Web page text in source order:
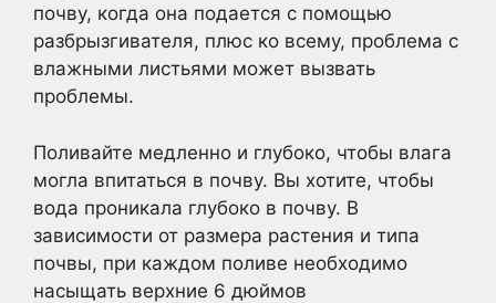
почву, когда она подается с помощью
разбрызгивателя, плюс ко всему, проблема с
влажными листьями может вызвать
проблемы.
Поливайте медленно и глубоко, чтобы влага
могла впитаться в почву. Вы хотите, чтобы
вода проникала глубоко в почву. В
зависимости от размера растения и типа
почвы, при каждом поливе необходимо
насыщать верхние 6 дюймов